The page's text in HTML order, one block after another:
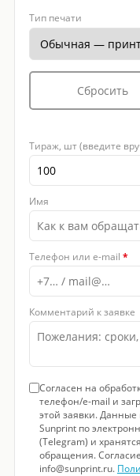
Тип печати
Сбросить
Тираж, шт (введите
Имя
Телефон или e-mail *
Комментарий к заявке
Согласен на
телефон/e-mail и
этой заявки.
Sunprint по
(Telegram) и
обращения.
info@sunprint.ru.